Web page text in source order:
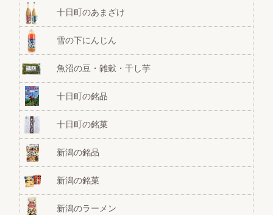
十日町のあまざけ
雪の下にんじん
魚沼の豆・雑穀・干し芋
十日町の銘品
十日町の銘菓
新潟の銘品
新潟の銘菓
新潟のラーメン